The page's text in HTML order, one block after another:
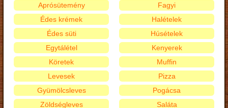
Aprósütemény
Édes krémek
Édes süti
Egytálétel
Fagyi
Halételek
Húsételek
Kenyerek
Köretek
Levesek
Gyümölcsleves
Zöldségleves
Muffin
Pizza
Pogácsa
Saláta